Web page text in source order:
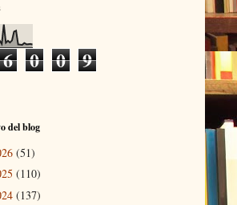
6 0 0 9
del blog
(51)
(110)
(137)